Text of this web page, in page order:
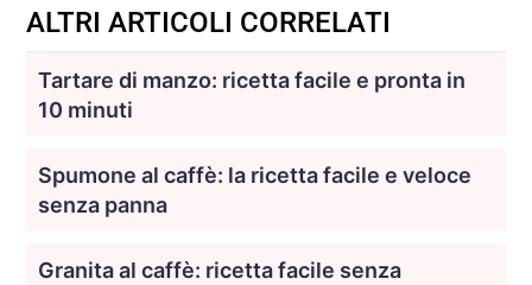
ALTRI ARTICOLI CORRELATI
Tartare di manzo: ricetta facile e pronta in
10 minuti
Spumone al caffè: la ricetta facile e veloce
senza panna
Granita al caffè: ricetta facile senza